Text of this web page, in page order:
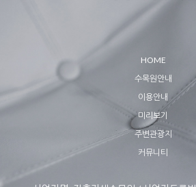
HOME
수목원안내
이용안내
미리보기
주변관광지
커뮤니티